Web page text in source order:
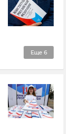
Еще 6